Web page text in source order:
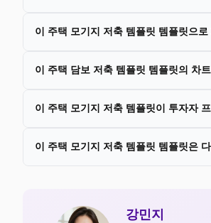
이 주택 모기지 저축 템플릿 템플릿으
이 주택 담보 저축 템플릿 템플릿의 차
이 주택 모기지 저축 템플릿이 투자자
이 주택 모기지 저축 템플릿 템플릿은
강민지